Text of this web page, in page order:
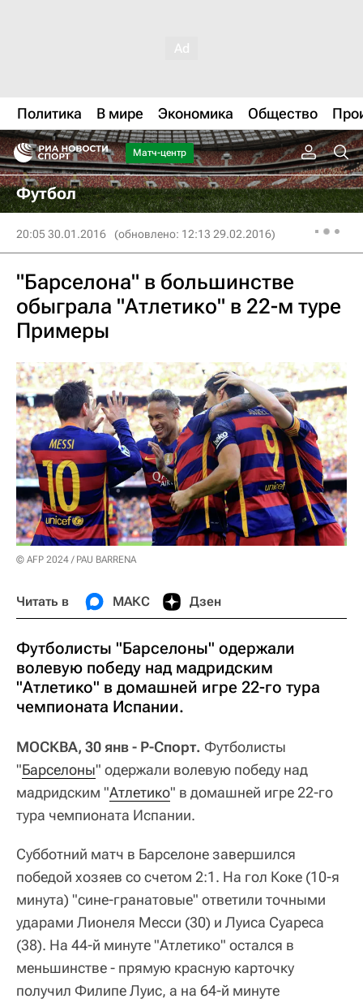
Политика В мире Экономика Общество
Матч-центр
Футбол
20:05 30.01.2016 (обновлено: 12:13 29.02.2016)
"Барселона" в большинстве
обыграла "Атлетико" в 22-м туре
Примеры
© AFP 2024 / PAU BARRENA
Читать в МАКС Дзен
Футболисты "Барселоны" одержали
волевую победу над мадридским
"Атлетико" в домашней игре 22-го тура
чемпионата Испании.
МОСКВА, 30 янв - Р-Спорт. Футболисты
"Барселоны" одержали волевую победу над
мадридским "Атлетико" в домашней игре 22-го
тура чемпионата Испании.
Субботний матч в Барселоне завершился
победой хозяев со счетом 2:1. На гол Коке (10-я
минута) "сине-гранатовые" ответили точными
ударами Лионеля Месси (30) и Луиса Суареса
(38). На 44-й минуте "Атлетико" остался в
меньшинстве - прямую красную карточку
получил Филипе Луис, а на 64-й минуте